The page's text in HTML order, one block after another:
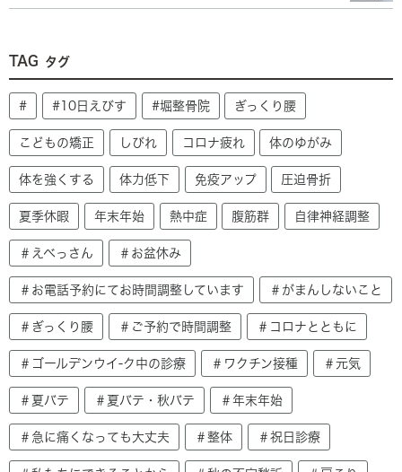
TAG タグ
# #10日えびす #堀整骨院 ぎっくり腰
こどもの矯正 しびれ コロナ疲れ 体のゆがみ
体を強くする 体力低下 免疫アップ 圧迫骨折
夏季休暇 年末年始 熱中症 腹筋群 自律神経調整
＃えべっさん ＃お盆休み
＃お電話予約にてお時間調整しています ＃がまんしないこと
＃ぎっくり腰 ＃ご予約で時間調整 ＃コロナとともに
＃ゴールデンウイ-ク中の診療 ＃ワクチン接種 ＃元気
＃夏バテ ＃夏バテ・秋バテ ＃年末年始
＃急に痛くなっても大丈夫 ＃整体 ＃祝日診療